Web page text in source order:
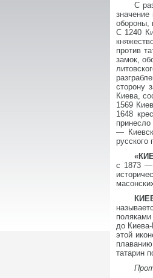
С
обороны,
С 1240
против
замок,
сторону
Киева,
1569
1648
—
с 1873
до
этой
татарин